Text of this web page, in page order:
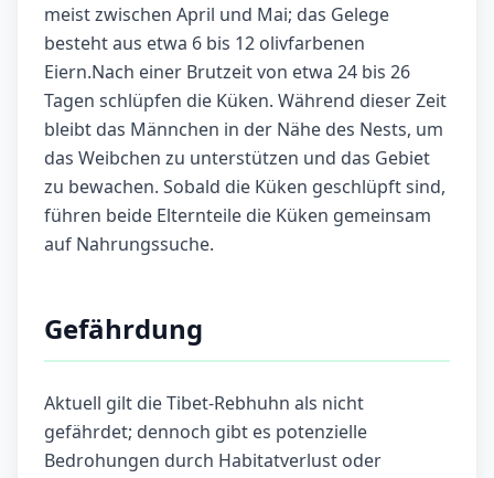
meist zwischen April und Mai; das Gelege
besteht aus etwa 6 bis 12 olivfarbenen
Eiern.Nach einer Brutzeit von etwa 24 bis 26
Tagen schlüpfen die Küken. Während dieser Zeit
bleibt das Männchen in der Nähe des Nests, um
das Weibchen zu unterstützen und das Gebiet
zu bewachen. Sobald die Küken geschlüpft sind,
führen beide Elternteile die Küken gemeinsam
auf Nahrungssuche.
Gefährdung
Aktuell gilt die Tibet-Rebhuhn als nicht
gefährdet; dennoch gibt es potenzielle
Bedrohungen durch Habitatverlust oder